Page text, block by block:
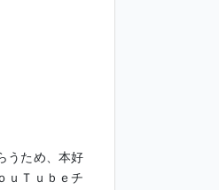
うため、本好
ｕＴｕｂｅチ